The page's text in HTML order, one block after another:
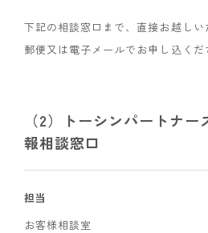
下記の相談窓口まで、直接お越しい
郵便又は電子メールでお申し込くだ
（2）トーシンパートナ
報相談窓口
担当
お客様相談室